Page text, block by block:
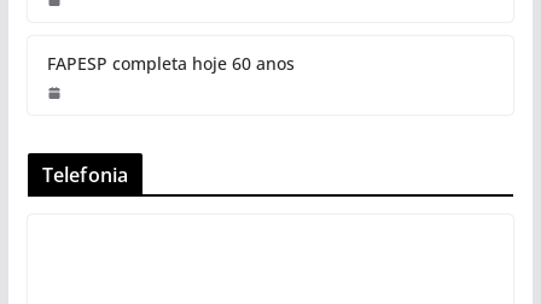
FAPESP completa hoje 60 anos
Telefonia